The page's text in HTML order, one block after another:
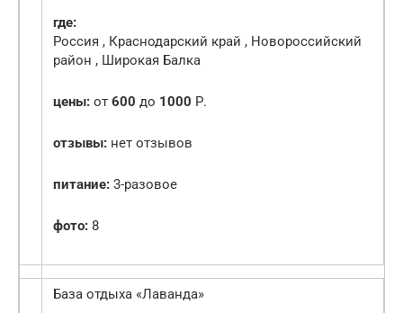
где:
Россия , Краснодарский край , Новороссийский
район , Широкая Балка
цены: от 600 до 1000 Р.
отзывы: нет отзывов
питание: 3-разовое
фото: 8
База отдыха «Лаванда»